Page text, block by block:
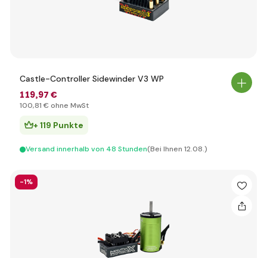
Castle-Controller Sidewinder V3 WP
119,97 €
100,81 € ohne MwSt
+ 119 Punkte
Versand innerhalb von 48 Stunden(Bei Ihnen 12.08.)
-1%